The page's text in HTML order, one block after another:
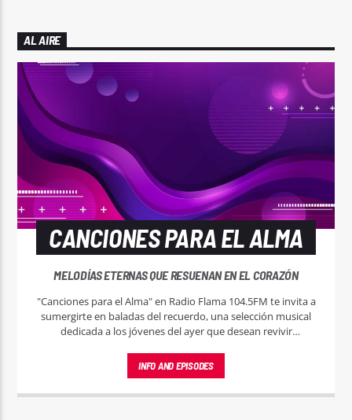
AL AIRE
CANCIONES PARA EL ALMA
MELODÍAS ETERNAS QUE RESUENAN EN EL CORAZÓN
"Canciones para el Alma" en Radio Flama 104.5FM te invita a
sumergirte en baladas del recuerdo, una selección musical
dedicada a los jóvenes del ayer que desean revivir
su juventud.
INFO AND EPISODES